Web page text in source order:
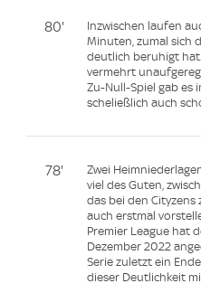
80'
Inzwischen laufen
Minuten, zumal sich
deutlich beruhigt
vermehrt
Zu-Null-Spiel gab es
scheließlich auch
78'
Zwei
viel des Guten,
das bei den Cityzens
auch erstmal
Premier League hat
Dezember 2022
Serie zuletzt ein
dieser Deutlichkeit